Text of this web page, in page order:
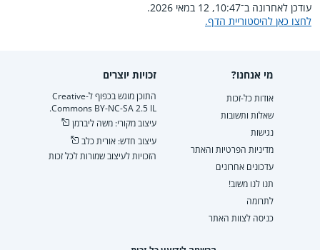
עודכן לאחרונה ב־10:47, 12 במאי 2026.
לחצו כאן להיסטוריית הדף.
מי אנחנו?
אודות כל-זכות
שאלות ותשובות
נגישות
מדיניות הפרטיות והאתר
עדכונים אחרונים
תנו לנו משוב!
לתרומה
כניסה לצוות האתר
זכויות יוצרים
התוכן מוגש בכפוף ל-Creative
Commons BY-NC-SA 2.5 IL.
עיצוב מקורי: משה ליברמן
עיצוב חדש: אורית כלב
הזכויות לעיצוב שמורות לכל זכות